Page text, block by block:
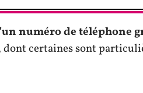
numéro de téléphone
certaines sont